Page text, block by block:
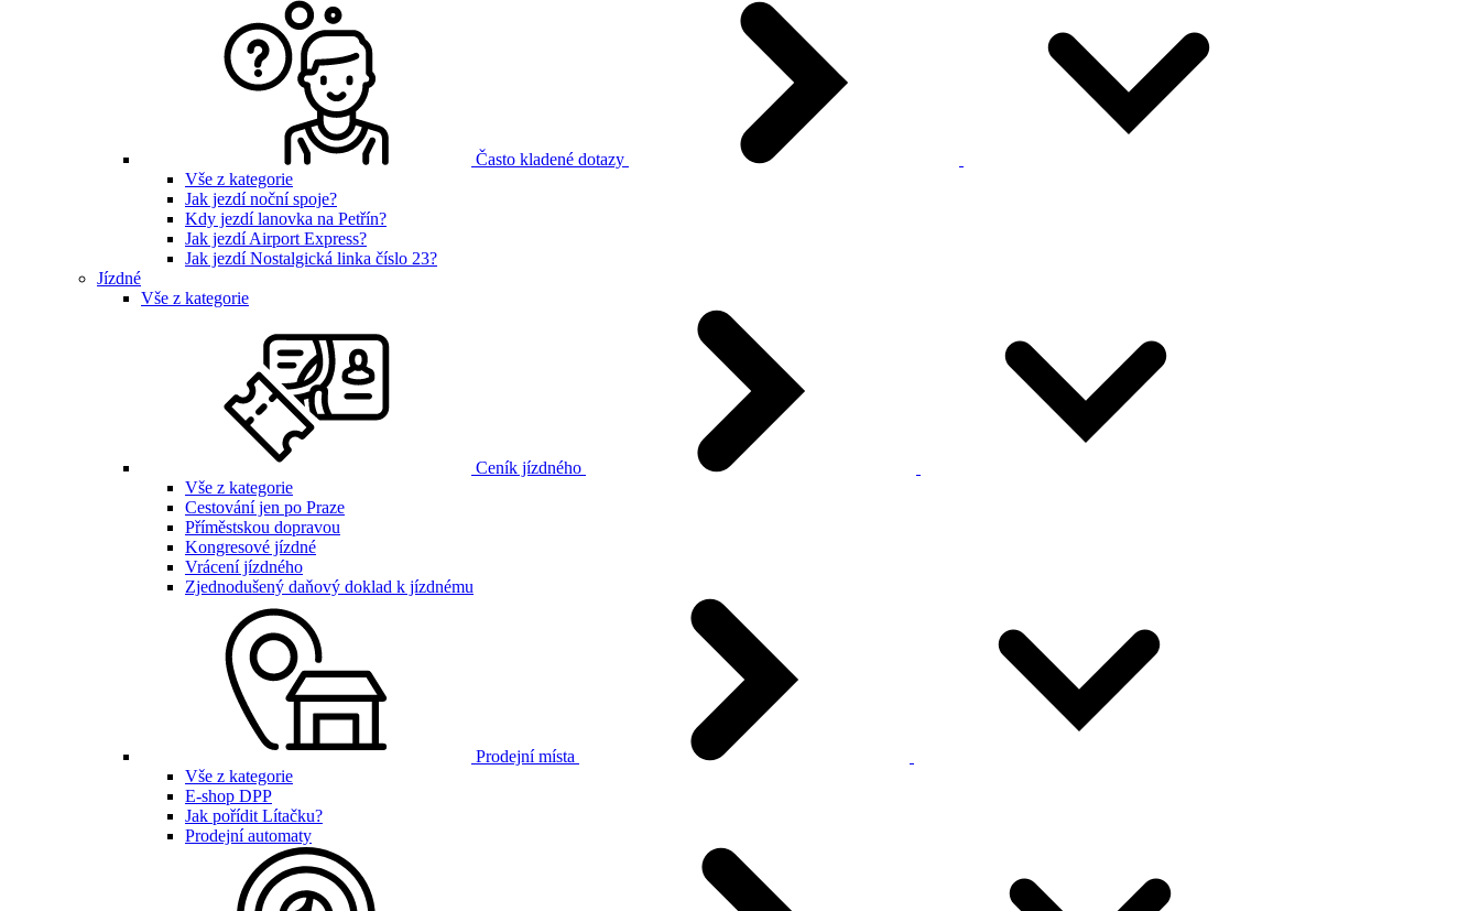
Často kladené dotazy
Vše z kategorie
Jak jezdí noční spoje?
Kdy jezdí lanovka na Petřín?
Jak jezdí Airport Express?
Jak jezdí Nostalgická linka číslo 23?
Jízdné
Vše z kategorie
Ceník jízdného
Vše z kategorie
Cestování jen po Praze
Příměstskou dopravou
Kongresové jízdné
Vrácení jízdného
Zjednodušený daňový doklad k jízdnému
Prodejní místa
Vše z kategorie
E-shop DPP
Jak pořídit Lítačku?
Prodejní automaty